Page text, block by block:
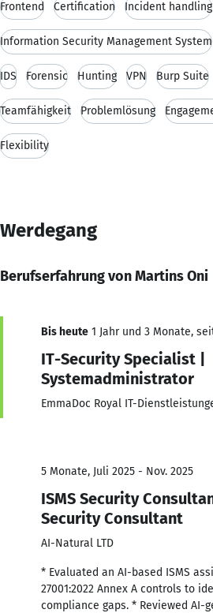
Frontend Certification Incident handling
Information Security Management System
IDS Forensic Hunting VPN Burp Suite
Teamfähigkeit Problemlösung
Flexibility
Werdegang
Berufserfahrung von Martins Oni
Bis heute 1 Jahr und 3 Monate,
IT-Security Specialist |
Systemadministrator
EmmaDoc Royal IT-
5 Monate, Juli 2025 - Nov. 2025
ISMS Security
Security Consultant
AI-Natural LTD
* Evaluated an AI-based ISMS
27001:2022 Annex A controls to
compliance gaps. * Reviewed AI-